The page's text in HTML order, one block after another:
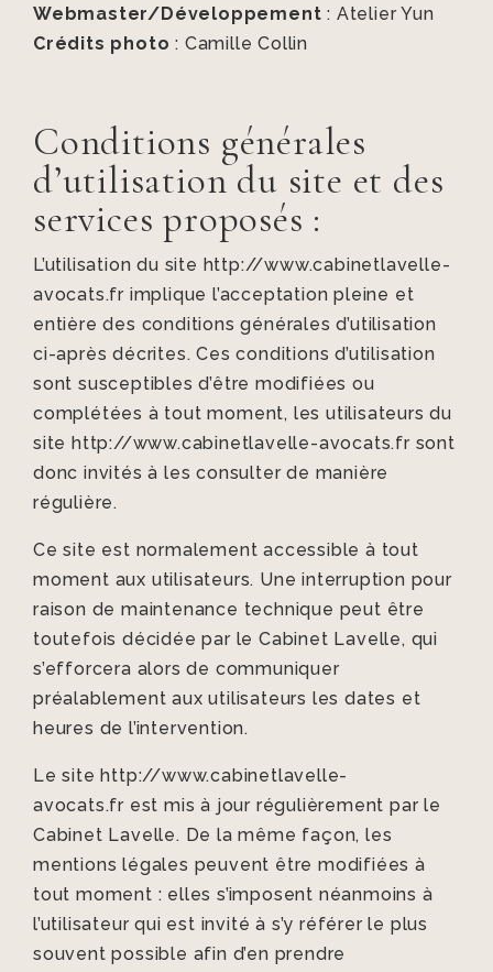
Webmaster/Développement : Atelier Yun
Crédits photo : Camille Collin
Conditions générales
d’utilisation du site et des
services proposés :
L’utilisation du site http://www.cabinetlavelle-
avocats.fr implique l’acceptation pleine et
entière des conditions générales d’utilisation
ci-après décrites. Ces conditions d’utilisation
sont susceptibles d’être modifiées ou
complétées à tout moment, les utilisateurs du
site http://www.cabinetlavelle-avocats.fr sont
donc invités à les consulter de manière
régulière.
Ce site est normalement accessible à tout
moment aux utilisateurs. Une interruption pour
raison de maintenance technique peut être
toutefois décidée par le Cabinet Lavelle, qui
s’efforcera alors de communiquer
préalablement aux utilisateurs les dates et
heures de l’intervention.
Le site http://www.cabinetlavelle-
avocats.fr est mis à jour régulièrement par le
Cabinet Lavelle. De la même façon, les
mentions légales peuvent être modifiées à
tout moment : elles s’imposent néanmoins à
l’utilisateur qui est invité à s’y référer le plus
souvent possible afin d’en prendre